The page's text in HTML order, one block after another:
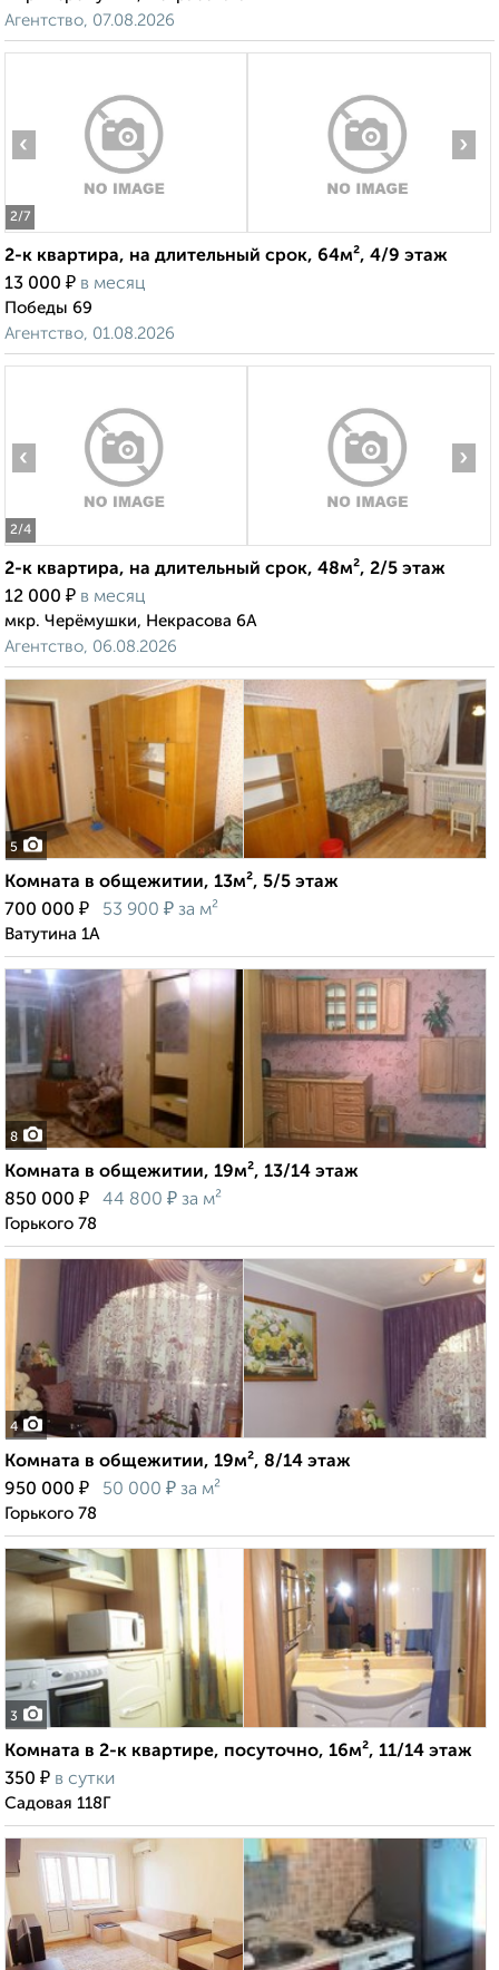
Агентство, 07.08.2026
2/7
‹ ›
2-к квартира, на длительный срок, 64м², 4/9 этаж
13 000 ₽ в месяц
Победы 69
Агентство, 01.08.2026
2/4
‹ ›
2-к квартира, на длительный срок, 48м², 2/5 этаж
12 000 ₽ в месяц
мкр. Черёмушки, Некрасова 6А
Агентство, 06.08.2026
5
Комната в общежитии, 13м², 5/5 этаж
700 000 ₽ 53 900 ₽ за м²
Ватутина 1А
8
Комната в общежитии, 19м², 13/14 этаж
850 000 ₽ 44 800 ₽ за м²
Горького 78
4
Комната в общежитии, 19м², 8/14 этаж
950 000 ₽ 50 000 ₽ за м²
Горького 78
3
Комната в 2-к квартире, посуточно, 16м², 11/14 этаж
350 ₽ в сутки
Садовая 118Г